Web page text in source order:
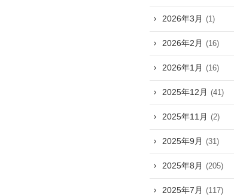
2026年3月 (1)
2026年2月 (16)
2026年1月 (16)
2025年12月 (41)
2025年11月 (2)
2025年9月 (31)
2025年8月 (205)
2025年7月 (117)